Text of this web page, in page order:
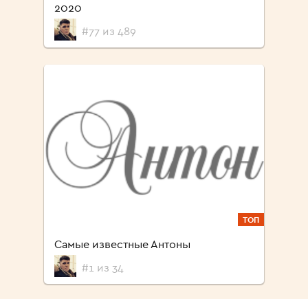
2020
#77 из 489
ТОП
Самые известные Антоны
#1 из 34